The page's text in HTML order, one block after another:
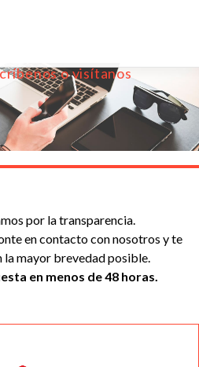
o visítanos
por la transparencia.
en contacto con nosotros y te
la mayor brevedad posible.
en menos de 48 horas.